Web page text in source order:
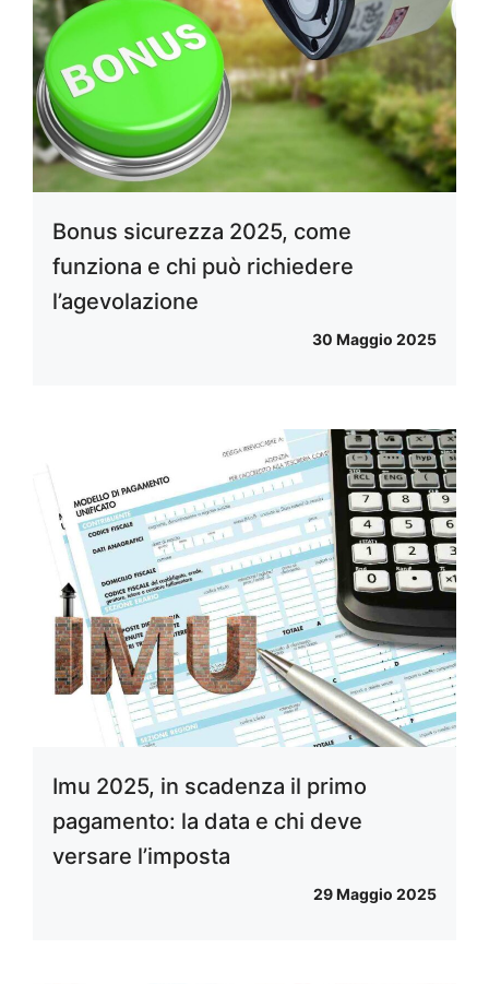
Bonus sicurezza 2025, come
funziona e chi può richiedere
l’agevolazione
30 Maggio 2025
Imu 2025, in scadenza il primo
pagamento: la data e chi deve
versare l’imposta
29 Maggio 2025